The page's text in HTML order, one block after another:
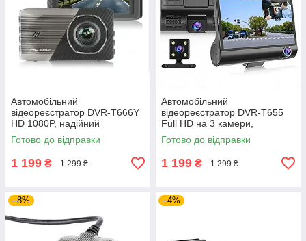
Автомобільний
відеореєстратор DVR-T666Y
HD 1080P, надійний
компактний автореєстратор
на 1 камеру з широким кутом
Готово до відправки
1 199 ₴ 1 299 ₴
Автомобільний
відеореєстратор DVR-T655
Full HD на 3 камери,
трьохканальний
автомобільний реєстратор із
Готово до відправки
1 199 ₴ 1 299 ₴
–8% –4%